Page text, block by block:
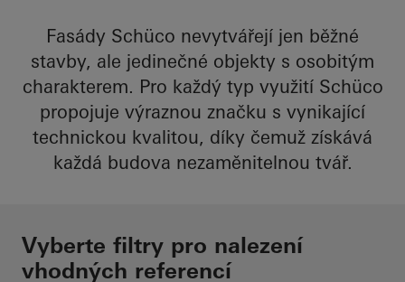
Fasády Schüco nevytvářejí jen běžné
stavby, ale jedinečné objekty s osobitým
charakterem. Pro každý typ využití Schüco
propojuje výraznou značku s vynikající
technickou kvalitou, díky čemuž získává
každá budova nezaměnitelnou tvář.
Vyberte filtry pro nalezení
vhodných referencí